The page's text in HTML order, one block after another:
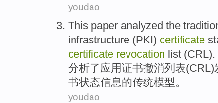
youdao
This paper analyzed the
infrastructure (PKI) certificate
certificate revocation list (CRL).
分析了应用证书撤消列表(CRL)
书状态信息的传统模型。
youdao